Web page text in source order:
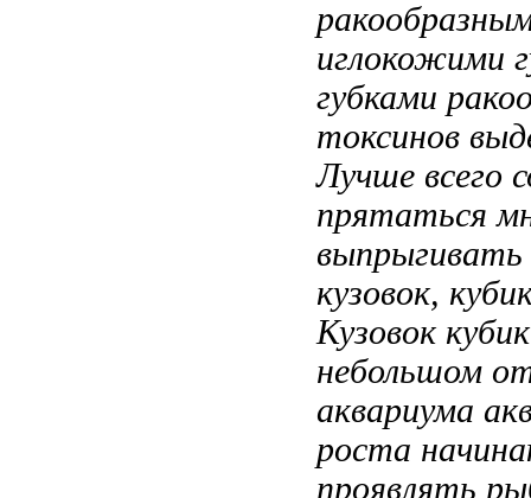
иглокожими
губками
токсинов
Лучше всего
прятаться
выпрыгивать
кузовок,
Кузовок кубик
небольшом
аквариума
роста
проявлять